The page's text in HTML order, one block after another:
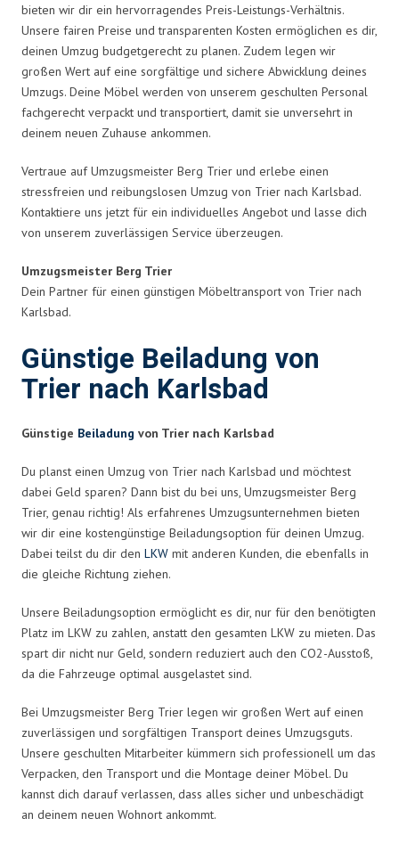
bieten wir dir ein hervorragendes Preis-Leistungs-Verhältnis.
Unsere fairen Preise und transparenten Kosten ermöglichen es dir,
deinen Umzug budgetgerecht zu planen. Zudem legen wir
großen Wert auf eine sorgfältige und sichere Abwicklung deines
Umzugs. Deine Möbel werden von unserem geschulten Personal
fachgerecht verpackt und transportiert, damit sie unversehrt in
deinem neuen Zuhause ankommen.
Vertraue auf Umzugsmeister Berg Trier und erlebe einen
stressfreien und reibungslosen Umzug von Trier nach Karlsbad.
Kontaktiere uns jetzt für ein individuelles Angebot und lasse dich
von unserem zuverlässigen Service überzeugen.
Umzugsmeister Berg Trier
Dein Partner für einen günstigen Möbeltransport von Trier nach
Karlsbad.
Günstige Beiladung von
Trier nach Karlsbad
Günstige Beiladung von Trier nach Karlsbad
Du planst einen Umzug von Trier nach Karlsbad und möchtest
dabei Geld sparen? Dann bist du bei uns, Umzugsmeister Berg
Trier, genau richtig! Als erfahrenes Umzugsunternehmen bieten
wir dir eine kostengünstige Beiladungsoption für deinen Umzug.
Dabei teilst du dir den LKW mit anderen Kunden, die ebenfalls in
die gleiche Richtung ziehen.
Unsere Beiladungsoption ermöglicht es dir, nur für den benötigten
Platz im LKW zu zahlen, anstatt den gesamten LKW zu mieten. Das
spart dir nicht nur Geld, sondern reduziert auch den CO2-Ausstoß,
da die Fahrzeuge optimal ausgelastet sind.
Bei Umzugsmeister Berg Trier legen wir großen Wert auf einen
zuverlässigen und sorgfältigen Transport deines Umzugsguts.
Unsere geschulten Mitarbeiter kümmern sich professionell um das
Verpacken, den Transport und die Montage deiner Möbel. Du
kannst dich darauf verlassen, dass alles sicher und unbeschädigt
an deinem neuen Wohnort ankommt.